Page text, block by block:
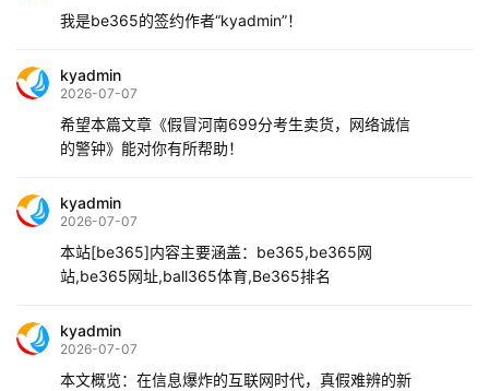
我是be365的签约作者“kyadmin”！
kyadmin
2026-07-07
希望本篇文章《假冒河南699分考生卖货，网络诚信
的警钟》能对你有所帮助！
kyadmin
2026-07-07
本站[be365]内容主要涵盖：be365,be365网
站,be365网址,ball365体育,Be365排名
kyadmin
2026-07-07
本文概览：在信息爆炸的互联网时代，真假难辨的新